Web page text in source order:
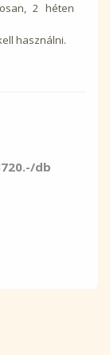
2 héten
használni.
db